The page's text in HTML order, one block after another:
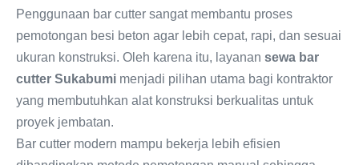
Penggunaan bar cutter sangat membantu proses
pemotongan besi beton agar lebih cepat, rapi, dan sesuai
ukuran konstruksi. Oleh karena itu, layanan sewa bar
cutter Sukabumi menjadi pilihan utama bagi kontraktor
yang membutuhkan alat konstruksi berkualitas untuk
proyek jembatan.
Bar cutter modern mampu bekerja lebih efisien